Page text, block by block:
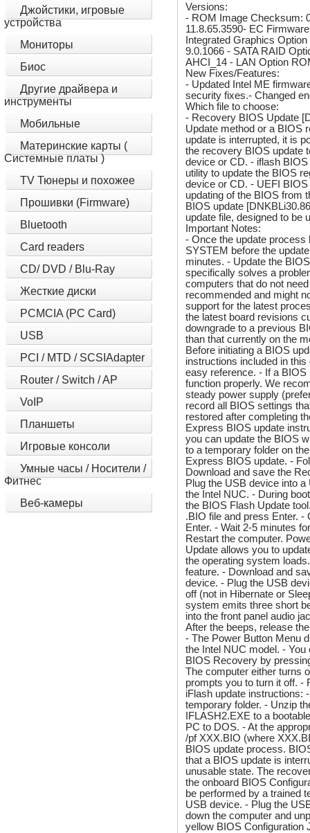
Джойстики, игровые
устройства
Мониторы
Биос
Другие драйвера и
инструменты
Мобильные
Материнские карты (
Системные платы )
TV Тюнеры и похожее
Прошивки (Firmware)
Bluetooth
Card readers
CD/ DVD / Blu-Ray
Жесткие диски
PCMCIA (PC Card)
USB
PCI / MTD / SCSIAdapter
Router / Switch / AP
VoIP
Планшеты
Игровые консоли
Умные часы / Носители /
Фитнес
Веб-камеры
Versions:
- ROM Image Checksum:
11.8.65.3590- EC
Integrated Graphics
9.0.1066 - SATA RAID
AHCI_14 - LAN Option
New Fixes/Features:
- Updated Intel ME
security fixes.- Changed
Which file to choose:
- Recovery BIOS Update
Update method or a BIOS
update is interrupted, it is
the recovery BIOS update
device or CD. - iflash
utility to update the BIOS
device or CD. - UEFI
updating of the BIOS from
BIOS update
update file, designed to be
Important Notes:
- Once the update
SYSTEM before the
minutes. - Update the
specifically solves a
computers that do not
recommended and might
support for the latest
the latest board revisions
downgrade to a previous
than that currently on the
Before initiating a BIOS
instructions included in
easy reference. - If a
function properly. We
steady power supply
record all BIOS settings
restored after completing
Express BIOS update
you can update the BIOS
to a temporary folder on
Express BIOS update. -
Download and save the
Plug the USB device into
the Intel NUC. - During
the BIOS Flash Update
.BIO file and press Enter.
Enter. - Wait 2-5 minutes
Restart the computer.
Update allows you to
the operating system
feature. - Download and
device. - Plug the USB
off (not in Hibernate or
system emits three short
into the front panel audio
After the beeps, release
- The Power Button Menu
the Intel NUC model. -
BIOS Recovery by
The computer either turns
prompts you to turn it off. -
iFlash update instructions:
temporary folder. - Unzip
IFLASH2.EXE to a
PC to DOS. - At the
/pf XXX.BIO (where
BIOS update process.
that a BIOS update is
unusable state. The
the onboard BIOS
be performed by a trained
USB device. - Plug the
down the computer and
yellow BIOS Configuration